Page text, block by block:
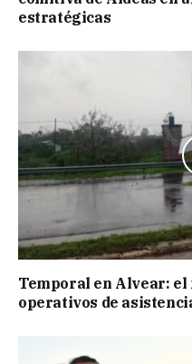
estratégicas
Temporal en Alvear:
operativos de